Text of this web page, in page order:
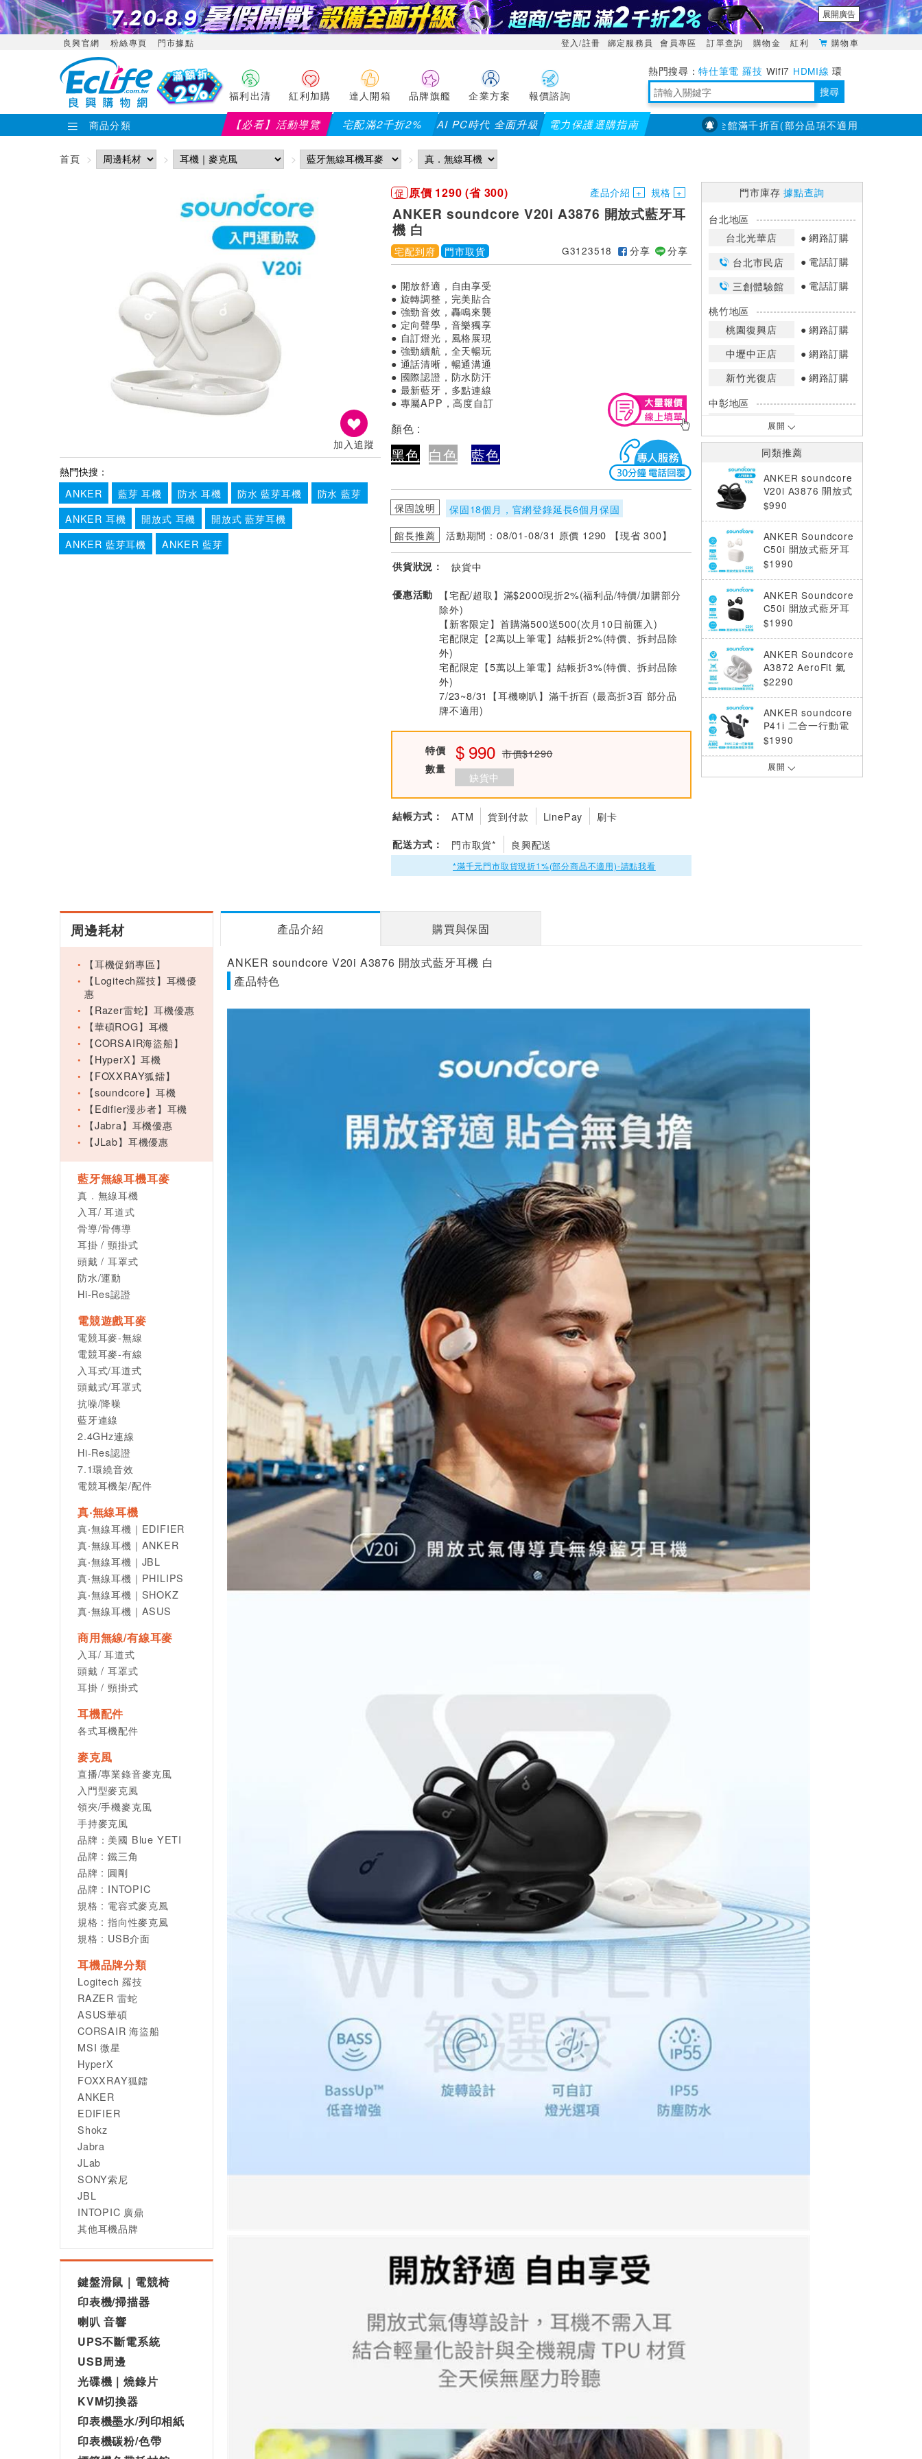
展開廣告
良興官網 粉絲專頁 門市據點 登入/註冊 綁定服務員 會員專區 訂單查詢 購物金 紅利 購物車
福利出清 紅利加購 達人開箱 品牌旗艦 企業方案 報價諮詢
特仕筆電 羅技 Wifi7 HDMI線 環
境量測 明緯POWER 搜尋
商品分類 【必看】活動導覽 宅配滿2千折2% AI PC時代 全面升級 電力保護選購指南【PX大通】全館滿千折百(部分品項不適用，滿2千折200...)
首頁
加入追蹤
熱門快搜：
ANKER
藍芽 耳機 防水 耳機 防水 藍芽耳機
防水 藍芽
ANKER 耳機
開放式 耳機
開放式 藍芽耳機
ANKER 藍芽耳機
ANKER 藍芽
促 原價 1290 (省 300) 產品介紹 規格
ANKER soundcore V20i A3876 開放式藍牙耳
機 白
宅配到府 門市取貨 G3123518 分享 分享
● 開放舒適，自由享受
● 旋轉調整，完美貼合
● 強勁音效，轟鳴來襲
● 定向聲學，音樂獨享
● 自訂燈光，風格展現
● 強勁續航，全天暢玩
● 通話清晰，暢通溝通
● 國際認證，防水防汗
● 最新藍牙，多點連線
● 專屬APP，高度自訂
顏色 :
黑色 白色 藍色
保固說明
保固18個月，官網登錄延長6個月保固
館長推薦
活動期間：08/01-08/31 原價 1290 【現省 300】
供貨狀況： 缺貨中
優惠活動
【宅配/超取】滿$2000現折2%(福利品/特價/加購部分
除外)
【新客限定】首購滿500送500(次月10日前匯入)
宅配限定【2萬以上筆電】結帳折2%(特價、拆封品除
外)
宅配限定【5萬以上筆電】結帳折3%(特價、拆封品除
外)
7/23~8/31【耳機喇叭】滿千折百 (最高折3百 部分品
牌不適用)
特價 990 市價$1290
數量
缺貨中
結帳方式： ATM 貨到付款 LinePay 刷卡
配送方式： 門市取貨* 良興配送
*滿千元門市取貨現折1%(部分商品不適用)-請點我看
門市庫存據點查詢
台北地區
台北光華店
網路訂購
台北市民店
電話訂購
三創體驗館
電話訂購
桃竹地區
桃園復興店
網路訂購
中壢中正店
網路訂購
新竹光復店
網路訂購
中彰地區
台中英才店
嘉南地區
高雄中華店
高雄鳳山店
網路訂購
(1~2)、現貨充足(3以上)。
*門市庫存以店內實際數量為準，可使
用專人服務或撥打門市電話洽詢。
展開
同類推薦
ANKER soundcore
V20i A3876 開放式
藍牙耳機 黑
$990
ANKER Soundcore
C50i 開放式藍牙耳
夾耳機D1101 - 雲
$1990
ANKER Soundcore
C50i 開放式藍牙耳
夾耳機D1101 - 星
$1990
ANKER Soundcore
A3872 AeroFit 氣
傳導開放式真無線藍
$2290
ANKER soundcore
P41i 二合一行動電
源降噪真無線藍牙耳
$1990
SHOKZ OpenDots
ANKER soundcore
ANKER soundcore
展開
周邊耗材
【耳機促銷專區】
【Logitech羅技】耳機優
惠
【Razer雷蛇】耳機優惠
【華碩ROG】耳機
【CORSAIR海盜船】
【HyperX】耳機
【FOXXRAY狐鐳】
【soundcore】耳機
【Edifier漫步者】耳機
【Jabra】耳機優惠
【JLab】耳機優惠
藍牙無線耳機耳麥
真．無線耳機
入耳/ 耳道式
骨導/骨傳導
耳掛 / 頸掛式
頭戴 / 耳罩式
防水/運動
Hi-Res認證
電競遊戲耳麥
電競耳麥-無線
電競耳麥-有線
入耳式/耳道式
頭戴式/耳罩式
抗噪/降噪
藍牙連線
2.4GHz連線
Hi-Res認證
7.1環繞音效
電競耳機架/配件
真‧無線耳機
真‧無線耳機｜EDIFIER
真‧無線耳機｜ANKER
真‧無線耳機｜JBL
真‧無線耳機｜PHILIPS
真‧無線耳機｜SHOKZ
真‧無線耳機｜ASUS
商用無線/有線耳麥
入耳/ 耳道式
頭戴 / 耳罩式
耳掛 / 頸掛式
耳機配件
各式耳機配件
麥克風
直播/專業錄音麥克風
入門型麥克風
領夾/手機麥克風
手持麥克風
品牌：美國 Blue YETI
品牌 : 鐵三角
品牌 : 圓剛
品牌 : INTOPIC
規格 : 電容式麥克風
規格 : 指向性麥克風
規格 : USB介面
耳機品牌分類
Logitech 羅技
RAZER 雷蛇
ASUS華碩
CORSAIR 海盜船
MSI 微星
HyperX
FOXXRAY狐鐳
ANKER
EDIFIER
Shokz
Jabra
JLab
SONY索尼
JBL
INTOPIC 廣鼎
其他耳機品牌
鍵盤滑鼠｜電競椅
印表機/掃描器
喇叭 音響
UPS不斷電系統
USB周邊
光碟機｜燒錄片
KVM切換器
印表機墨水/列印相紙
印表機碳粉/色帶
產品介紹 購買與保固
ANKER soundcore V20i A3876 開放式藍牙耳機 白
產品特色